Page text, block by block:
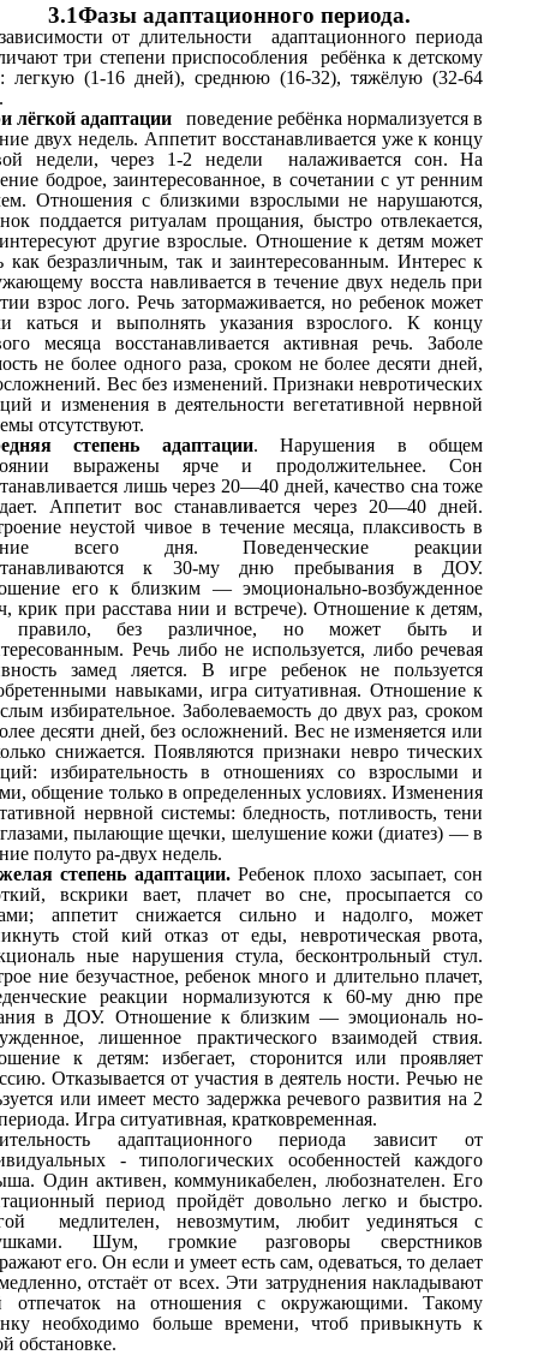
3.1Фазы адаптационного периода.
от длительности адаптационного периода
три степени приспособления ребёнка к детскому
легкую (1-16 дней), среднюю (16-32), тяжёлую (32-64
лёгкой адаптации
поведение ребёнка нормализуется в
двух недель. Аппетит восстанавливается уже к концу
недели, через 1-2 недели налаживается сон. На
бодрое, заинтересованное, в сочетании с ут ренним
Отношения с близкими взрослыми не нарушаются,
поддается ритуалам прощания, быстро отвлекается,
другие взрослые. Отношение к детям может
как безразличным, так и заинтересованным. Интерес к
восста навливается в течение двух недель при
взрос лого. Речь затормаживается, но ребенок может
каться и выполнять указания взрослого. К концу
месяца восстанавливается активная речь. Заболе
не более одного раза, сроком не более десяти дней,
Вес без изменений. Признаки невротических
и изменения в деятельности вегетативной нервной
отсутствуют.
степень адаптации. Нарушения в общем
выражены ярче и продолжительнее. Сон
лишь через 20—40 дней, качество сна тоже
Аппетит вос станавливается через 20—40 дней.
неустой чивое в течение месяца, плаксивость в
всего дня. Поведенческие реакции
к 30-му дню пребывания в ДОУ.
его к близким — эмоционально-возбужденное
крик при расстава нии и встрече). Отношение к детям,
правило, без различное, но может быть и
Речь либо не используется, либо речевая
замед ляется. В игре ребенок не пользуется
навыками, игра ситуативная. Отношение к
избирательное. Заболеваемость до двух раз, сроком
десяти дней, без осложнений. Вес не изменяется или
снижается. Появляются признаки невро тических
избирательность в отношениях со взрослыми и
общение только в определенных условиях. Изменения
нервной системы: бледность, потливость, тени
пылающие щечки, шелушение кожи (диатез) — в
полуто ра-двух недель.
степень адаптации.Ребенок плохо засыпает, сон
вскрики вает, плачет во сне, просыпается со
аппетит снижается сильно и надолго, может
стой кий отказ от еды, невротическая рвота,
ные нарушения стула, бесконтрольный стул.
ние безучастное, ребенок много и длительно плачет,
реакции нормализуются к 60-му дню пре
в ДОУ. Отношение к близким — эмоциональ но-
лишенное практического взаимодей ствия.
к детям: избегает, сторонится или проявляет
Отказывается от участия в деятель ности. Речью не
или имеет место задержка речевого развития на 2
Игра ситуативная, кратковременная.
адаптационного периода зависит от
- типологических особенностей каждого
Один активен, коммуникабелен, любознателен. Его
период пройдёт довольно легко и быстро.
медлителен, невозмутим, любит уединяться с
Шум, громкие разговоры сверстников
его. Он если и умеет есть сам, одеваться, то делает
отстаёт от всех. Эти затруднения накладывают
отпечаток на отношения с окружающими. Такому
необходимо больше времени, чтоб привыкнуть к
обстановке.